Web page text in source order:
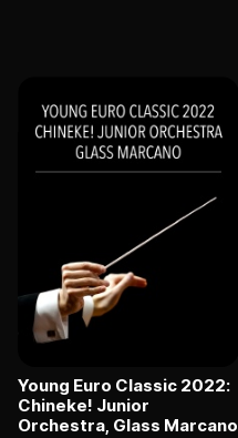
Young Euro Classic 2022:
Chineke! Junior
Orchestra, Glass Marcano